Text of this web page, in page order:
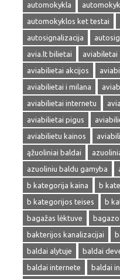
automokykla
automokyklos ket testai
autosignalizacija
avia.lt bilietai
aviabiletai
aviabilietai akcijos
aviabilietai i milana
aviabilietai internetu
aviabilietai pigus
aviabilietu kainos
ąžuoliniai baldai
azuoliniu baldu gamyba
b kategorija kaina
b
b kategorijos teises
b
bagažas lėktuve
bakterijos kanalizacijai
baldai alytuje
baldai
baldai internete
baldai